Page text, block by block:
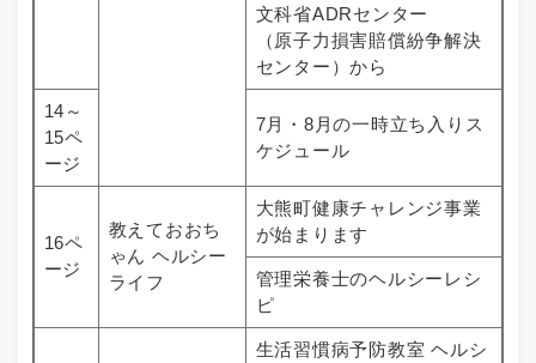
文科省ADRセンター
（原子力損害賠償紛争解決
センター）から
14～
15ペ
ージ
7月・8月の一時立ち入りス
ケジュール
16ペ
ージ
教えておおち
ゃん ヘルシー
ライフ
大熊町健康チャレンジ事業
が始まります
管理栄養士のヘルシーレシ
ピ
生活習慣病予防教室 ヘルシ